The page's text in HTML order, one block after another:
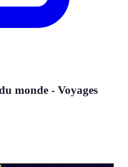
monde - Voyages